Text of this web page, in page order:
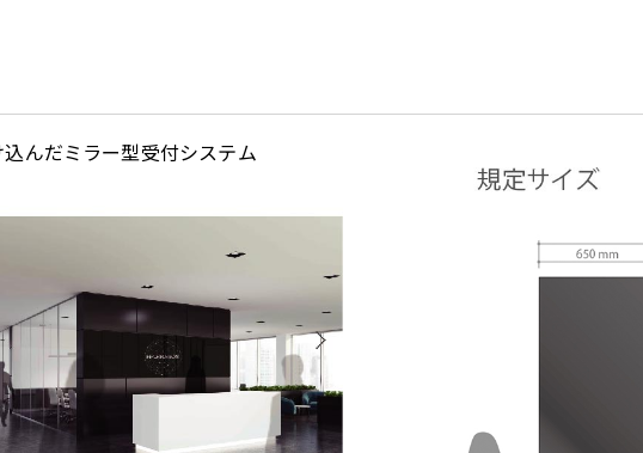
んだミラー型受付システム